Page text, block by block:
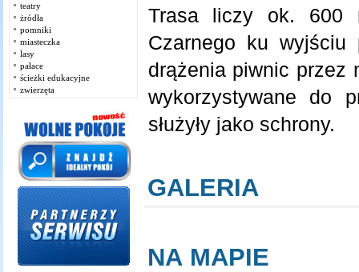
teatry
żródła
pomniki
miasteczka
lasy
pałace
ścieżki edukacyjne
zwierzęta
Trasa liczy ok. 600
Czarnego ku wyjściu
drążenia piwnic przez
wykorzystywane do
służyły jako schrony.
GALERIA
NA MAPIE